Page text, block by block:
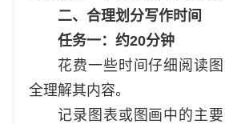
二、合理划分写作时间
任务一：约20分钟
花费一些时间仔细阅读
全理解其内容。
记录图表或图画中的主